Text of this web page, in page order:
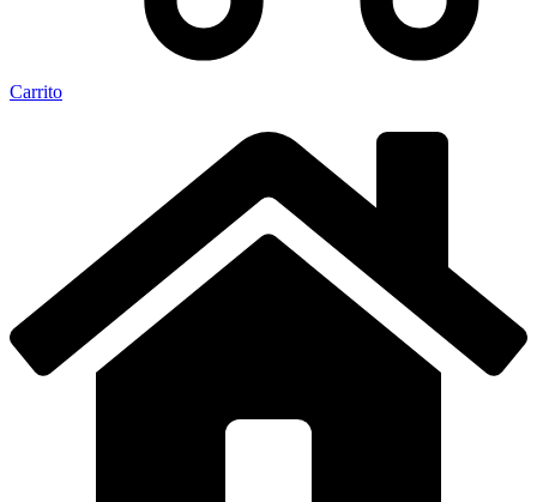
Carrito